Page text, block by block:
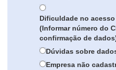
Dificuldade no
(Informar número do
confirmação de
Dúvidas sobre
Empresa não